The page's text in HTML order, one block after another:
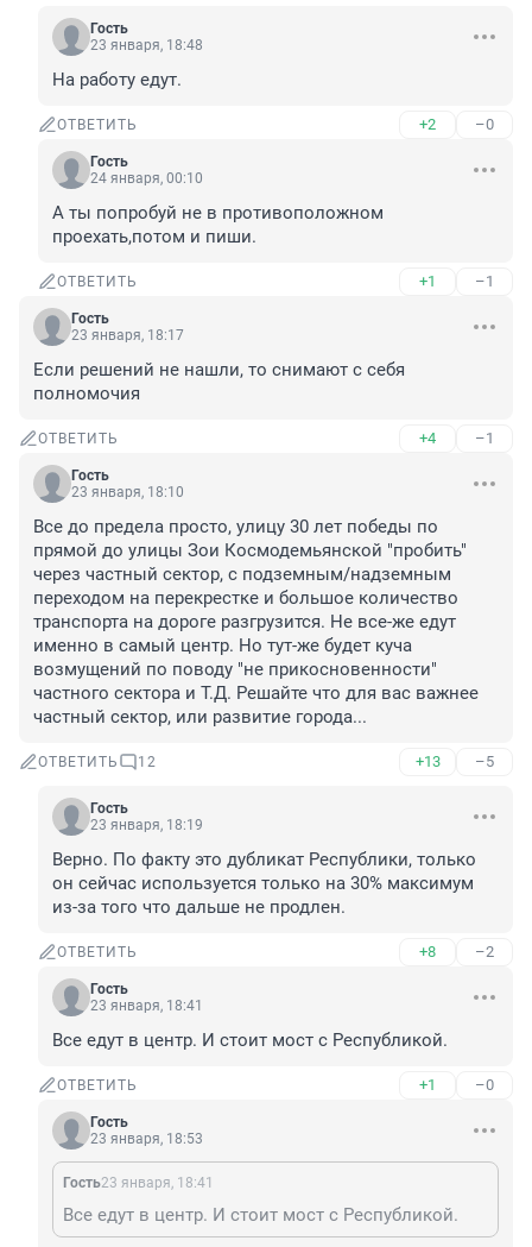
Гость
23 января, 18:48
На работу едут.
ОТВЕТИТЬ +2 –0
Гость
24 января, 00:10
А ты попробуй не в противоположном
проехать,потом и пиши.
ОТВЕТИТЬ +1 –1
Гость
23 января, 18:17
Если решений не нашли, то снимают с себя
полномочия
ОТВЕТИТЬ +4 –1
Гость
23 января, 18:10
Все до предела просто, улицу 30 лет победы по
прямой до улицы Зои Космодемьянской "пробить"
через частный сектор, с подземным/надземным
переходом на перекрестке и большое количество
транспорта на дороге разгрузится. Не все-же едут
именно в самый центр. Но тут-же будет куча
возмущений по поводу "не прикосновенности"
частного сектора и Т.Д. Решайте что для вас важнее
частный сектор, или развитие города...
ОТВЕТИТЬ 12 +13 –5
Гость
23 января, 18:19
Верно. По факту это дубликат Республики, только
он сейчас используется только на 30% максимум
из-за того что дальше не продлен.
ОТВЕТИТЬ +8 –2
Гость
23 января, 18:41
Все едут в центр. И стоит мост с Республикой.
ОТВЕТИТЬ +1 –0
Гость
23 января, 18:53
Гость23 января, 18:41
Все едут в центр. И стоит мост с Республикой.